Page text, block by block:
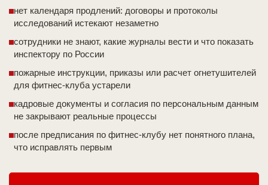
нет календаря продлений: договоры и протоколы
исследований истекают незаметно
сотрудники не знают, какие журналы вести и что показать
инспектору по России
пожарные инструкции, приказы или расчет огнетушителей
для фитнес-клуба устарели
кадровые документы и согласия по персональным данным
не закрывают реальные процессы
после предписания по фитнес-клубу нет понятного плана,
что исправлять первым